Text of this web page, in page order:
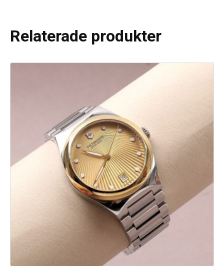
Relaterade produkter